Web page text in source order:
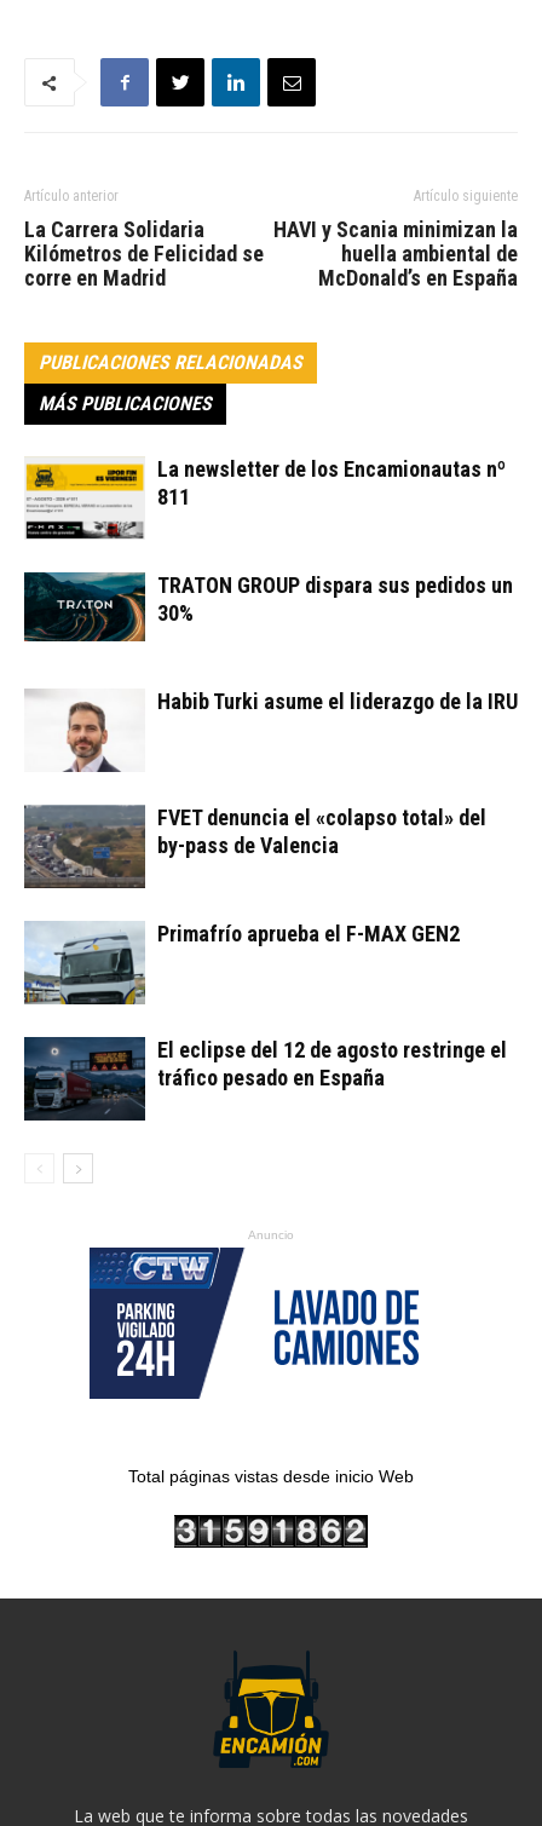
Artículo anterior
La Carrera Solidaria
Kilómetros de Felicidad se
corre en Madrid
Artículo siguiente
HAVI y Scania minimizan la
huella ambiental de
McDonald’s en España
PUBLICACIONES RELACIONADAS
MÁS PUBLICACIONES
La newsletter de los Encamionautas nº
811
TRATON GROUP dispara sus pedidos un
30%
Habib Turki asume el liderazgo de la IRU
FVET denuncia el «colapso total» del
by-pass de Valencia
Primafrío aprueba el F-MAX GEN2
El eclipse del 12 de agosto restringe el
tráfico pesado en España
Anuncio
Total páginas vistas desde inicio Web
La web que te informa sobre todas las novedades